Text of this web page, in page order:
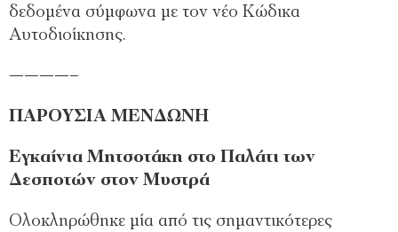
δεδομένα σύμφωνα με τον νέο Κώδικα
Αυτοδιοίκησης.
————–
ΠΑΡΟΥΣΙΑ ΜΕΝΔΩΝΗ
Εγκαίνια Μητσοτάκη στο Παλάτι των
Δεσποτών στον Μυστρά
Ολοκληρώθηκε μία από τις σημαντικότερες